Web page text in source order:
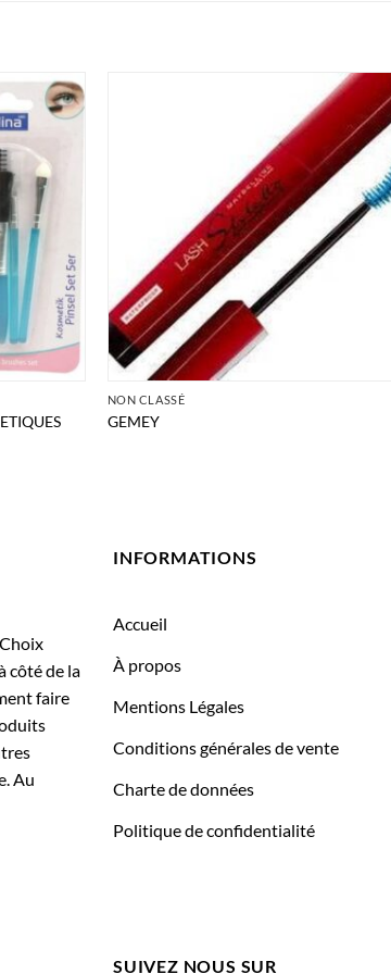
NON CLASSÉ
GEMEY
côté de la
faire
Au
INFORMATIONS
Accueil
À propos
Mentions Légales
Conditions générales de vente
Charte de données
Politique de confidentialité
SUIVEZ NOUS SUR